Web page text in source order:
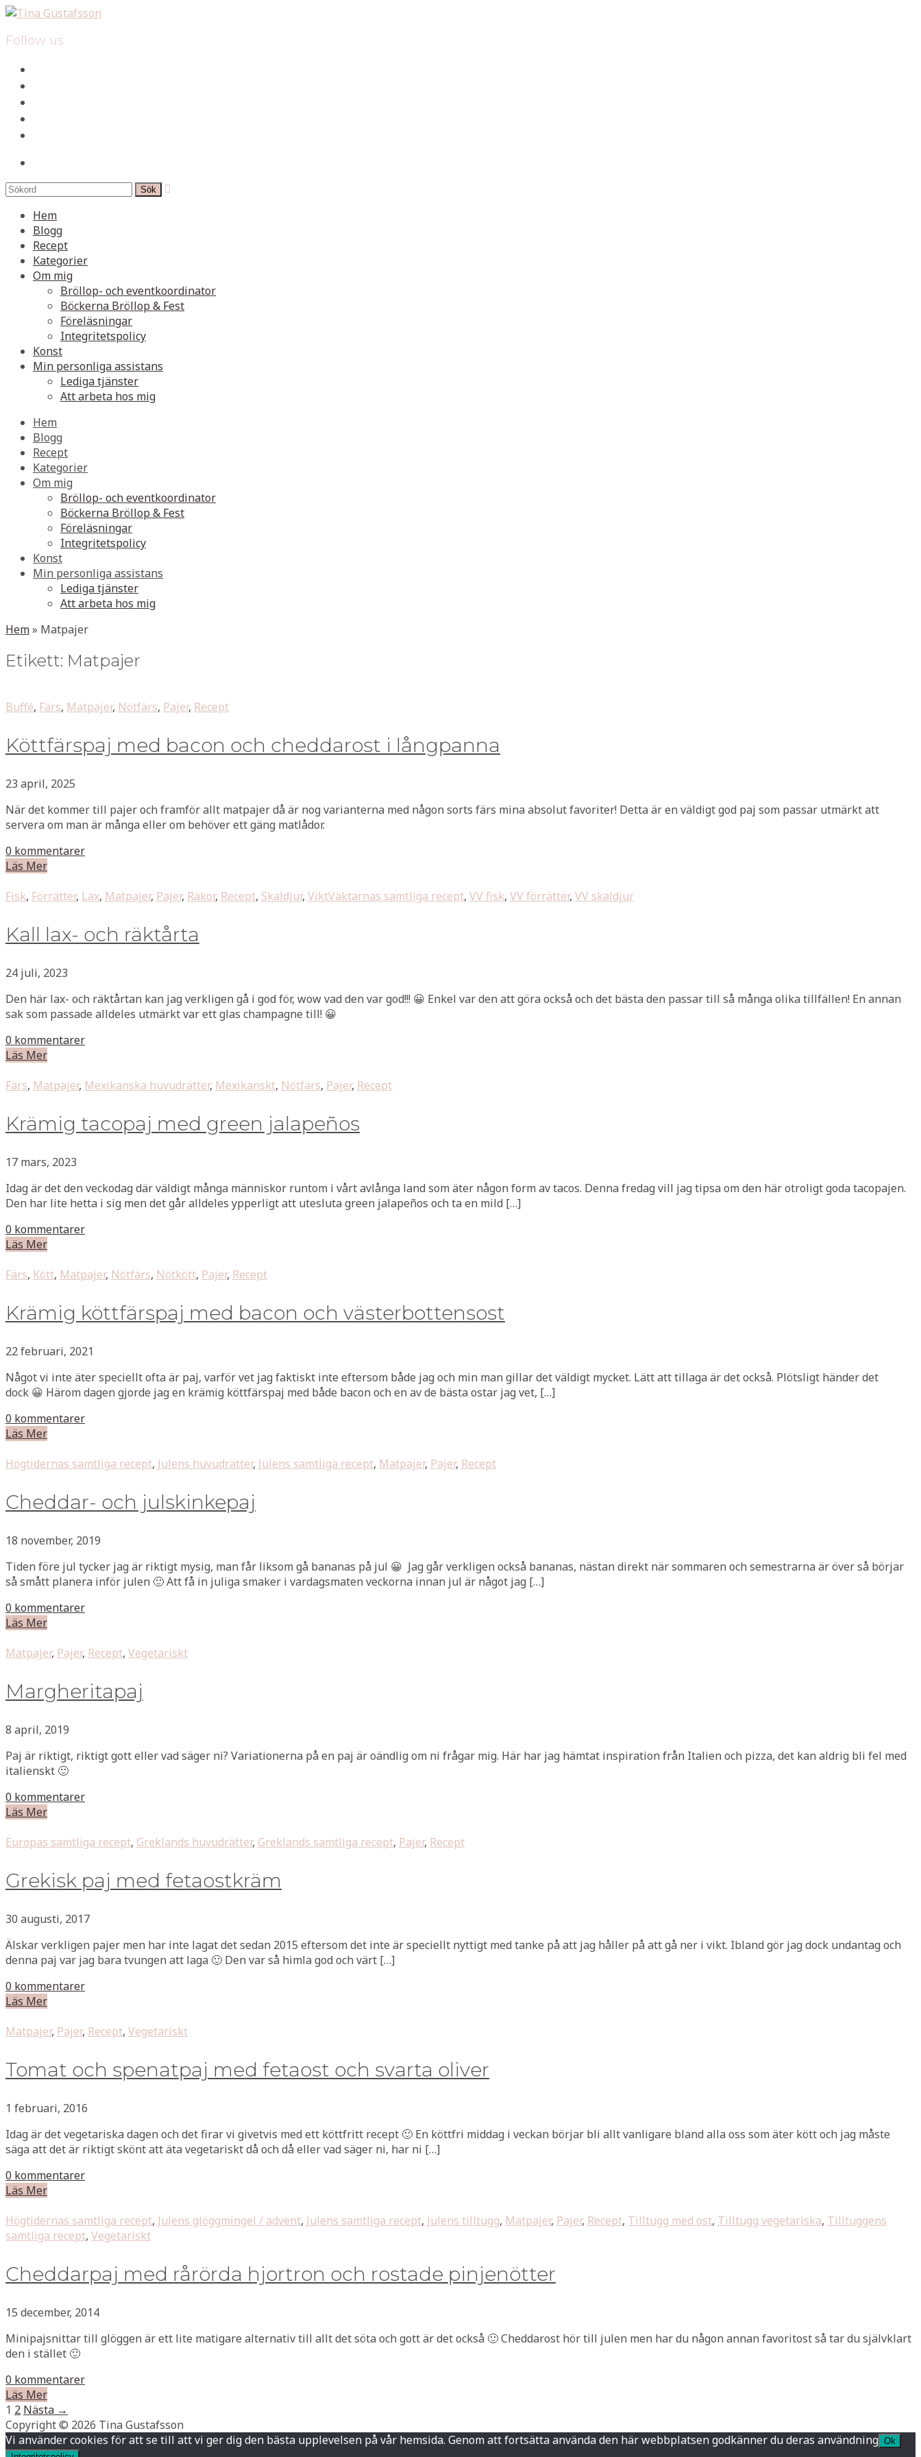
Follow us

Hem
Blogg
Recept
Kategorier
Om mig
Bröllop- och eventkoordinator
Böckerna Bröllop & Fest
Föreläsningar
Integritetspolicy
Konst
Min personliga assistans
Lediga tjänster
Att arbeta hos mig
Hem
Blogg
Recept
Kategorier
Om mig
Bröllop- och eventkoordinator
Böckerna Bröllop & Fest
Föreläsningar
Integritetspolicy
Konst
Min personliga assistans
Lediga tjänster
Att arbeta hos mig
Hem» Matpajer
Etikett: Matpajer
Buffé, Färs, Matpajer, Nötfärs, Pajer, Recept
Köttfärspaj med bacon och cheddarost i långpanna
23 april, 2025
När det kommer till pajer och framför allt matpajer då är nog varianterna med någon sorts färs mina absolut favoriter! Detta är en väldigt god paj som passar utmärkt att
servera om man är många eller om behöver ett gäng matlådor.
0 kommentarer
Läs Mer
Fisk, Förrätter, Lax, Matpajer, Pajer, Räkor, Recept, Skaldjur, ViktVäktarnas samtliga recept, VV fisk, VV förrätter, VV skaldjur
Kall lax- och räktårta
24 juli, 2023
Den här lax- och räktårtan kan jag verkligen gå i god för, wow vad den var god!!! 😀 Enkel var den att göra också och det bästa den passar till så många olika tillfällen! En annan
sak som passade alldeles utmärkt var ett glas champagne till! 😀
0 kommentarer
Läs Mer
Färs, Matpajer, Mexikanska huvudrätter, Mexikanskt, Nötfärs, Pajer, Recept
Krämig tacopaj med green jalapeños
17 mars, 2023
Idag är det den veckodag där väldigt många människor runtom i vårt avlånga land som äter någon form av tacos. Denna fredag vill jag tipsa om den här otroligt goda tacopajen.
Den har lite hetta i sig men det går alldeles ypperligt att utesluta green jalapeños och ta en mild […]
0 kommentarer
Läs Mer
Färs, Kött, Matpajer, Nötfärs, Nötkött, Pajer, Recept
Krämig köttfärspaj med bacon och västerbottensost
22 februari, 2021
Något vi inte äter speciellt ofta är paj, varför vet jag faktiskt inte eftersom både jag och min man gillar det väldigt mycket. Lätt att tillaga är det också. Plötsligt händer det
dock 😀 Härom dagen gjorde jag en krämig köttfärspaj med både bacon och en av de bästa ostar jag vet, […]
0 kommentarer
Läs Mer
Högtidernas samtliga recept, Julens huvudrätter, Julens samtliga recept, Matpajer, Pajer, Recept
Cheddar- och julskinkepaj
18 november, 2019
Tiden före jul tycker jag är riktigt mysig, man får liksom gå bananas på jul 😀 Jag går verkligen också bananas, nästan direkt när sommaren och semestrarna är över så börjar
så smått planera inför julen 🙂 Att få in juliga smaker i vardagsmaten veckorna innan jul är något jag […]
0 kommentarer
Läs Mer
Matpajer, Pajer, Recept, Vegetariskt
Margheritapaj
8 april, 2019
Paj är riktigt, riktigt gott eller vad säger ni? Variationerna på en paj är oändlig om ni frågar mig. Här har jag hämtat inspiration från Italien och pizza, det kan aldrig bli fel med
italienskt 🙂
0 kommentarer
Läs Mer
Europas samtliga recept, Greklands huvudrätter, Greklands samtliga recept, Pajer, Recept
Grekisk paj med fetaostkräm
30 augusti, 2017
Älskar verkligen pajer men har inte lagat det sedan 2015 eftersom det inte är speciellt nyttigt med tanke på att jag håller på att gå ner i vikt. Ibland gör jag dock undantag och
denna paj var jag bara tvungen att laga 🙂 Den var så himla god och värt […]
0 kommentarer
Läs Mer
Matpajer, Pajer, Recept, Vegetariskt
Tomat och spenatpaj med fetaost och svarta oliver
1 februari, 2016
Idag är det vegetariska dagen och det firar vi givetvis med ett köttfritt recept 🙂 En köttfri middag i veckan börjar bli allt vanligare bland alla oss som äter kött och jag måste
säga att det är riktigt skönt att äta vegetariskt då och då eller vad säger ni, har ni […]
0 kommentarer
Läs Mer
Högtidernas samtliga recept, Julens glöggmingel / advent, Julens samtliga recept, Julens tilltugg, Matpajer, Pajer, Recept, Tilltugg med ost, Tilltugg vegetariska, Tilltuggens
samtliga recept, Vegetariskt
Cheddarpaj med rårörda hjortron och rostade pinjenötter
15 december, 2014
Minipajsnittar till glöggen är ett lite matigare alternativ till allt det söta och gott är det också 🙂 Cheddarost hör till julen men har du någon annan favoritost så tar du självklart
den i stället 🙂
0 kommentarer
Läs Mer
1 2 Nästa →
Copyright © 2026 Tina Gustafsson
Vi använder cookies för att se till att vi ger dig den bästa upplevelsen på vår hemsida. Genom att fortsätta använda den här webbplatsen godkänner du deras användning Ok